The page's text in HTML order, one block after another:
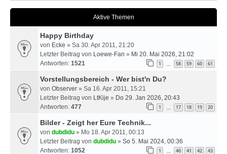
Aktive Themen
Happy Birthday
von Ecke » Sa 30. Apr 2011, 21:20
Letzter Beitrag von Loewe-Fan » Mi 20. Mai 2026, 21:02
Antworten: 1521 1 58 59 60 61
Vorstellungsbereich - Wer bist'n Du?
von Observer » Sa 16. Apr 2011, 15:21
Letzter Beitrag von LtKije » Do 29. Jan 2026, 20:43
Antworten: 477 1 17 18 19 20
Bilder - Zeigt her Eure Technik...
von dubdidu » Mo 18. Apr 2011, 00:13
Letzter Beitrag von dubdidu » So 5. Mai 2024, 00:36
Antworten: 1052 1 40 41 42 43